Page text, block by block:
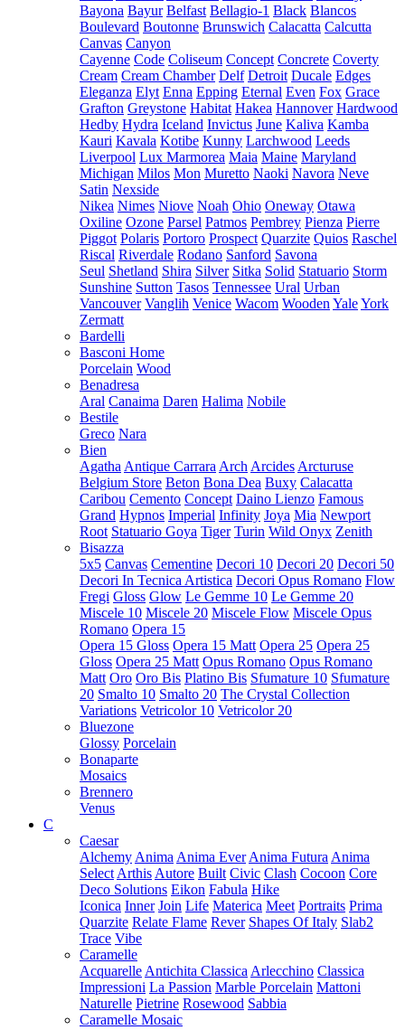
Bayona Bayur Belfast Bellagio-1 Black Blancos
Boulevard Boutonne Brunswich Calacatta Calcutta
Canvas Canyon
Cayenne Code Coliseum Concept Concrete Coverty
Cream Cream Chamber Delf Detroit Ducale Edges
Eleganza Elyt Enna Epping Eternal Even Fox Grace
Grafton Greystone Habitat Hakea Hannover Hardwood
Hedby Hydra Iceland Invictus June Kaliva Kamba
Kauri Kavala Kotibe Kunny Larchwood Leeds
Liverpool Lux Marmorea Maia Maine Maryland
Michigan Milos Mon Muretto Naoki Navora Neve
Satin Nexside
Nikea Nimes Niove Noah Ohio Oneway Otawa
Oxiline Ozone Parsel Patmos Pembrey Pienza Pierre
Piggot Polaris Portoro Prospect Quarzite Quios Raschel
Riscal Riverdale Rodano Sanford Savona
Seul Shetland Shira Silver Sitka Solid Statuario Storm
Sunshine Sutton Tasos Tennessee Ural Urban
Vancouver Vanglih Venice Wacom Wooden YaleYork
Zermatt
Bardelli
Basconi Home
Porcelain Wood
Benadresa
Aral Canaima Daren Halima Nobile
Bestile
Greco Nara
Bien
Agatha Antique Carrara Arch Arcides Arcturuse
Belgium Store Beton Bona Dea Buxy Calacatta
Caribou Cemento Concept Daino Lienzo Famous
Grand Hypnos Imperial Infinity Joya Mia Newport
Root Statuario Goya Tiger Turin Wild Onyx Zenith
Bisazza
5x5 Canvas Cementine Decori 10 Decori 20 Decori 50
Decori In Tecnica Artistica Decori Opus Romano Flow
Fregi Gloss Glow Le Gemme 10 Le Gemme 20
Miscele 10 Miscele 20 Miscele Flow Miscele Opus
Romano Opera 15
Opera 15 Gloss Opera 15 Matt Opera 25 Opera 25
Gloss Opera 25 Matt Opus Romano Opus Romano
Matt Oro Oro Bis Platino Bis Sfumature 10 Sfumature
20 Smalto 10 Smalto 20 The Crystal Collection
Variations Vetricolor 10 Vetricolor 20
Bluezone
Glossy Porcelain
Bonaparte
Mosaics
Brennero
Venus
C
Caesar
Alchemy Anima Anima Ever Anima Futura Anima
Select Arthis Autore Built Civic Clash Cocoon Core
Deco Solutions Eikon Fabula Hike
Iconica Inner Join Life Materica Meet Portraits Prima
Quarzite Relate Flame Rever Shapes Of Italy Slab2
Trace Vibe
Caramelle
Acquarelle Antichita Classica Arlecchino Classica
Impressioni La Passion Marble Porcelain Mattoni
Naturelle Pietrine Rosewood Sabbia
Caramelle Mosaic